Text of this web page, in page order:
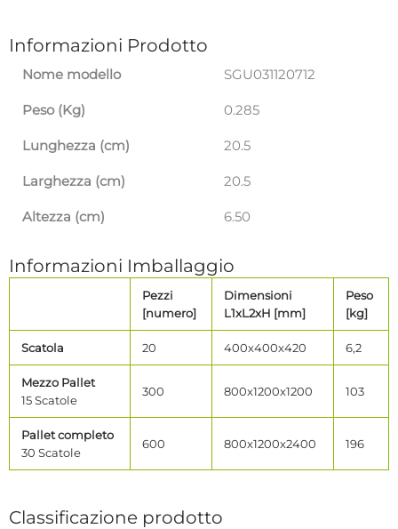
Informazioni Prodotto
Nome modello SGU031120712
Peso (Kg) 0.285
Lunghezza (cm) 20.5
Larghezza (cm) 20.5
Altezza (cm) 6.50
Informazioni Imballaggio
Pezzi
[numero]
Dimensioni
L1xL2xH [mm]
Peso
[kg]
Scatola 20 400x400x420 6,2
Mezzo Pallet
15 Scatole
300 800x1200x1200 103
Pallet completo
30 Scatole
600 800x1200x2400 196
Classificazione prodotto